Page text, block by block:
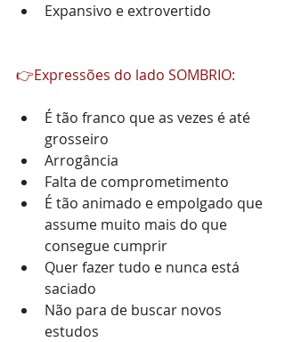
Expansivo e extrovertido
👉Expressões do lado SOMBRIO:
É tão franco que as vezes é até
grosseiro
Arrogância
Falta de comprometimento
É tão animado e empolgado que
assume muito mais do que
consegue cumprir
Quer fazer tudo e nunca está
saciado
Não para de buscar novos
estudos